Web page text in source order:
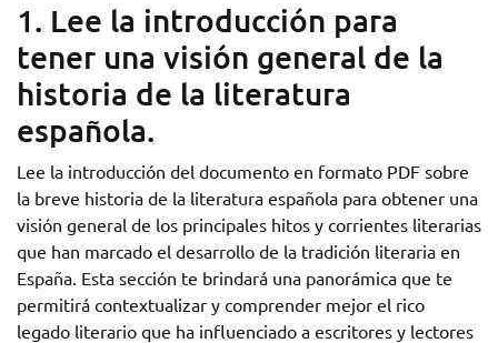
1. Lee la introducción para
tener una visión general de la
historia de la literatura
española.
Lee la introducción del documento en formato PDF sobre
la breve historia de la literatura española para obtener una
visión general de los principales hitos y corrientes literarias
que han marcado el desarrollo de la tradición literaria en
España. Esta sección te brindará una panorámica que te
permitirá contextualizar y comprender mejor el rico
legado literario que ha influenciado a escritores y lectores